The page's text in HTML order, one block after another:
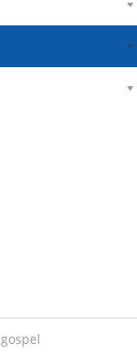
gospel